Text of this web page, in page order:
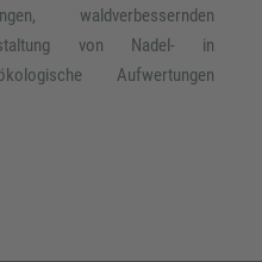
waldverbessernden
von Nadel- in
Aufwertungen